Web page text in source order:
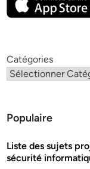
Catégories
Populaire
Liste des sujets
sécurité